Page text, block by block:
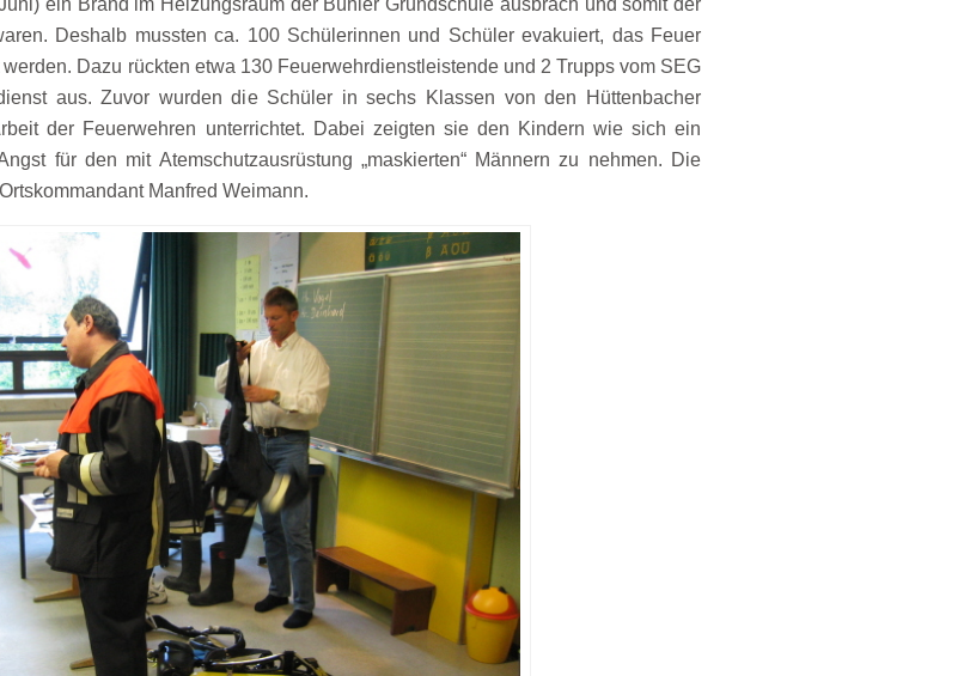
ein Brand im Heizungsraum der Bühler Grundschule ausbrach und somit der
Deshalb mussten ca. 100 Schülerinnen und Schüler evakuiert, das Feuer
Dazu rückten etwa 130 Feuerwehrdienstleistende und 2 Trupps vom SEG
aus. Zuvor wurden die Schüler in sechs Klassen von den Hüttenbacher
der Feuerwehren unterrichtet. Dabei zeigten sie den Kindern wie sich ein
für den mit Atemschutzausrüstung „maskierten“ Männern zu nehmen. Die
Manfred Weimann.